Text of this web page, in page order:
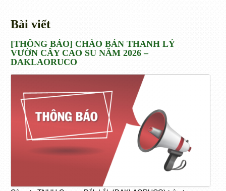
Bài viết
[THÔNG BÁO] CHÀO BÁN THANH LÝ
VƯỜN CÂY CAO SU NĂM 2026 –
DAKLAORUCO